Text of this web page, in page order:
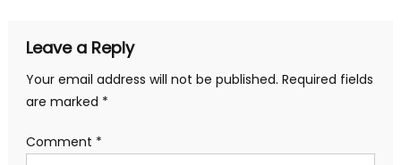
Leave a Reply
Your email address will not be published. Required fields
are marked *
Comment *